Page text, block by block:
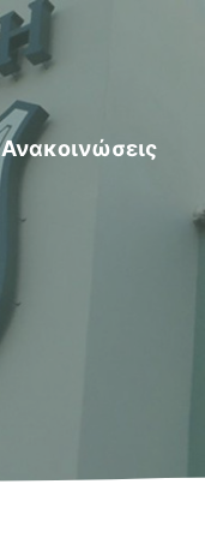
Ανακοινώσεις